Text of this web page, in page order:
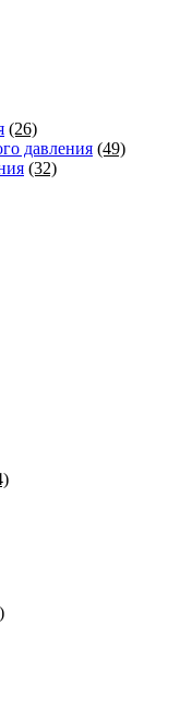
(26)
давления (49)
(32)